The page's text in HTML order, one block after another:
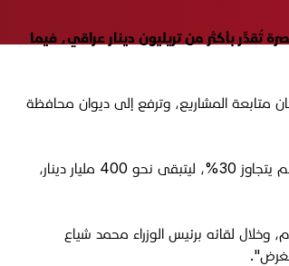
تُقدَّر بأكثر من تريليون دينار عراقي، فيما
المشاريع، وترفع إلى ديوان محافظة
وأشار المالكي إلى أن "محافظة البصرة تطلب الحكومة المركزية مبالغ تتجاوز تريليوني دينار للأعوام 2023 و2024 و2025، مبيناً أن "ما تم صرفه في عام 2023 لم يتجاوز 30%، ليتبقى نحو 400 مليار دينار،
المقاولين – المركز العام، وخلال لقائه برئيس الوزراء محمد شياع